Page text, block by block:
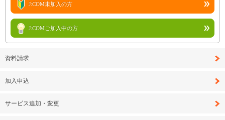
J:COM未加入の方
J:COMご加入中の方
資料請求
加入申込
サービス追加・変更